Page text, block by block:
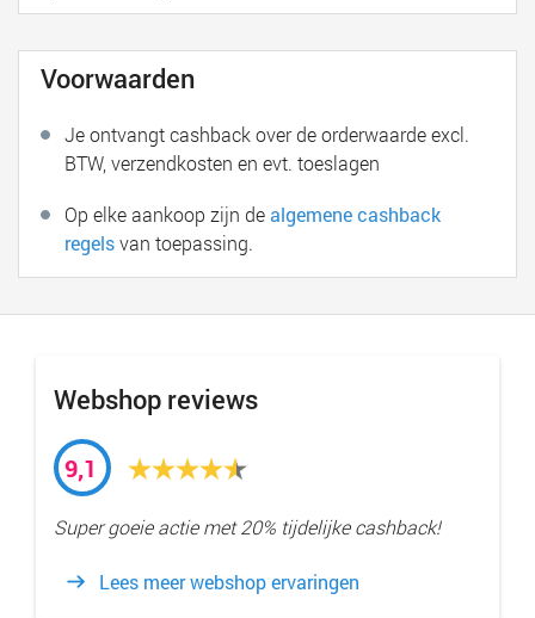
Voorwaarden
Je ontvangt cashback over de orderwaarde excl.
BTW, verzendkosten en evt. toeslagen
Op elke aankoop zijn dealgemene cashback
regelsvan toepassing.
Webshop reviews
9,1
Super goeie actie met 20% tijdelijke cashback!
Lees meer webshop ervaringen